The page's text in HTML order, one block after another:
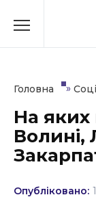
до
Культура
Освіта
Події
Головна »
На яких
Волині,
Опубліковано: